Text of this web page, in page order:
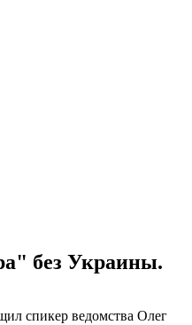
без Украины.
спикер ведомства Олег